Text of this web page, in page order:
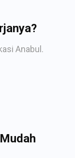
Anabul.